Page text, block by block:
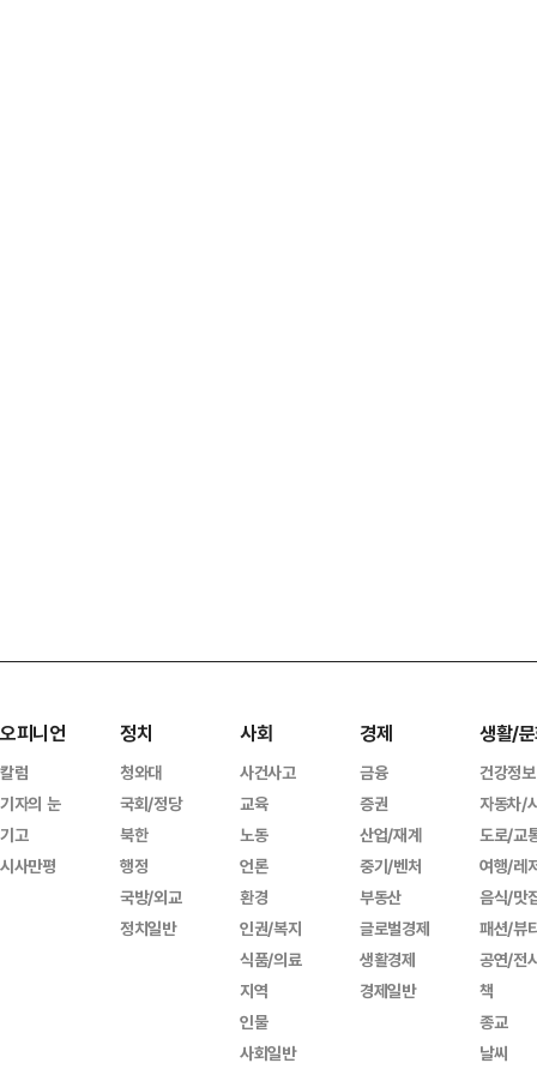
오피니언
칼럼
기자의 눈
기고
시사만평
정치
청와대
국회/정당
북한
행정
국방/외교
정치일반
사회
사건사고
교육
노동
언론
환경
인권/복지
식품/의료
지역
인물
사회일반
경제
금융
증권
산업/재계
중기/벤처
부동산
글로벌경제
생활경제
경제일반
생활/
건강정보
자동차/
도로/교
여행/레
음식/맛
패션/뷰
공연/전
책
종교
날씨